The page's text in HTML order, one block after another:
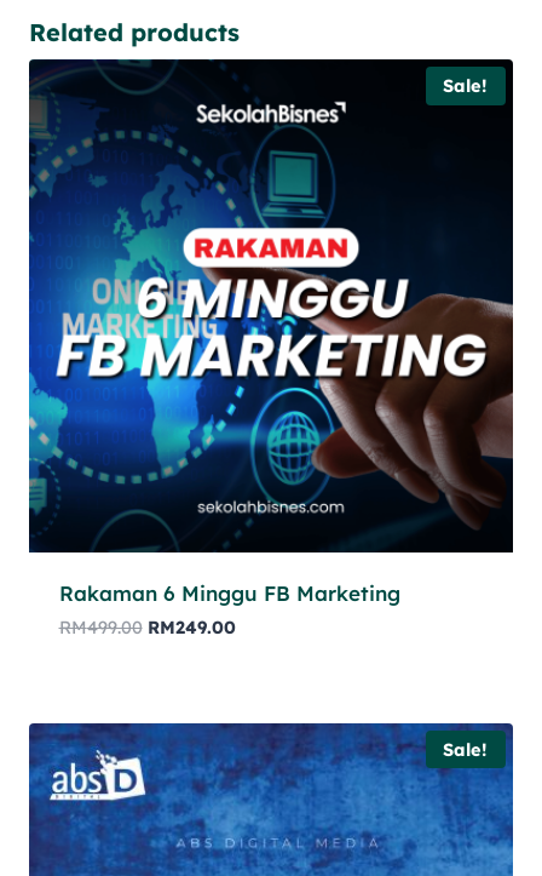
Related products
Sale!
Rakaman 6 Minggu FB Marketing
RM499.00 RM249.00
Sale!